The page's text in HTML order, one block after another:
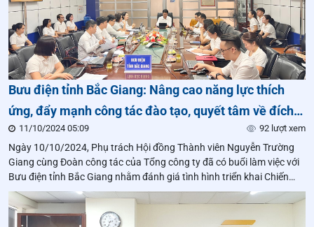
Bưu điện tỉnh Bắc Giang: Nâng cao năng lực thích
ứng, đẩy mạnh công tác đào tạo, quyết tâm về đích
Chiến dịch “120 ngày hành động – Cán đích thành
công”
11/10/2024 05:09 92 lượt xem
Ngày 10/10/2024, Phụ trách Hội đồng Thành viên Nguyễn Trường
Giang cùng Đoàn công tác của Tổng công ty đã có buổi làm việc với
Bưu điện tỉnh Bắc Giang nhằm đánh giá tình hình triển khai Chiến
dịch “120 ngày hành động – Cán đích thành công”.